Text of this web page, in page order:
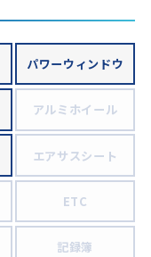
パワーウィンドウ
アルミホイール
エアサスシート
ETC
記録簿